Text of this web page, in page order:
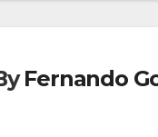
Fernando